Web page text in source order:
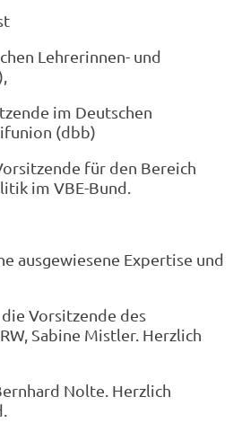
Lehrerinnen- und
im Deutschen
(dbb)
für den Bereich
im VBE-Bund.
ausgewiesene Expertise und
Vorsitzende des
Sabine Mistler. Herzlich
Nolte. Herzlich